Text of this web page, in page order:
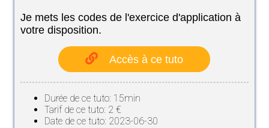
Je mets les codes de l'exercice d'application à
votre disposition.
Accès à ce tuto
Durée de ce tuto: 15min
Tarif de ce tuto: 2 €
Date de ce tuto: 2023-06-30